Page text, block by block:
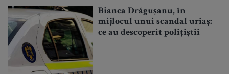
Bianca Drăgușanu, în
mijlocul unui scandal uriaș:
ce au descoperit polițiștii